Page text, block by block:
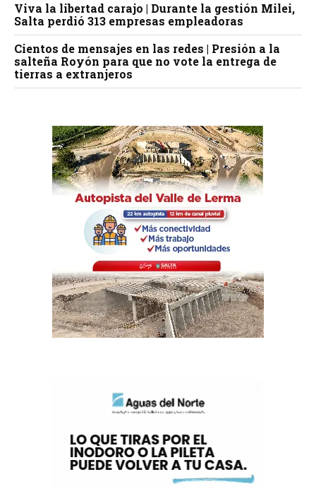
Viva la libertad carajo | Durante la gestión Milei,
Salta perdió 313 empresas empleadoras
Cientos de mensajes en las redes | Presión a la
salteña Royón para que no vote la entrega de
tierras a extranjeros